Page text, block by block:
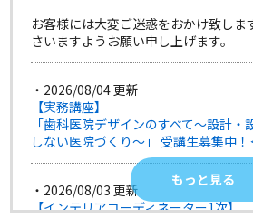
お客様には大変ご迷惑をおかけ致しま
さいますようお願い申し上げます。
・2026/08/04 更新
【実務講座】
「歯科医院デザインのすべて〜設計
しない医院づくり〜」 受講生募集中
・2026/08/03 更新
【インテリアコーディネーター1次】
もっと見る